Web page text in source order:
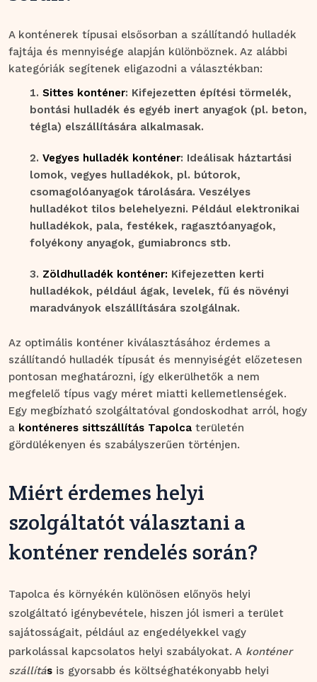
A konténerek típusai elsősorban a szállítandó hulladék
fajtája és mennyisége alapján különböznek. Az alábbi
kategóriák segítenek eligazodni a választékban:
Sittes konténer: Kifejezetten építési törmelék,
bontási hulladék és egyéb inert anyagok (pl. beton,
tégla) elszállítására alkalmasak.
Vegyes hulladék konténer: Ideálisak háztartási
lomok, vegyes hulladékok, pl. bútorok,
csomagolóanyagok tárolására. Veszélyes
hulladékot tilos belehelyezni. Például elektronikai
hulladékok, pala, festékek, ragasztóanyagok,
folyékony anyagok, gumiabroncs stb.
Zöldhulladék konténer: Kifejezetten kerti
hulladékok, például ágak, levelek, fű és növényi
maradványok elszállítására szolgálnak.
Az optimális konténer kiválasztásához érdemes a
szállítandó hulladék típusát és mennyiségét előzetesen
pontosan meghatározni, így elkerülhetők a nem
megfelelő típus vagy méret miatti kellemetlenségek.
Egy megbízható szolgáltatóval gondoskodhat arról, hogy
a konténeres sittszállítás Tapolca területén
gördülékenyen és szabályszerűen történjen.
Miért érdemes helyi
szolgáltatót választani a
konténer rendelés során?
Tapolca és környékén különösen előnyös helyi
szolgáltató igénybevétele, hiszen jól ismeri a terület
sajátosságait, például az engedélyekkel vagy
parkolással kapcsolatos helyi szabályokat. A konténer
szállítás is gyorsabb és költséghatékonyabb helyi